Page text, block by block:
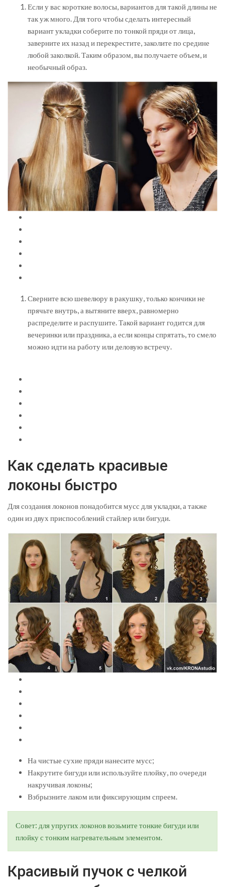
Если у вас короткие волосы, вариантов для такой длины не
так уж много. Для того чтобы сделать интересный
вариант укладки соберите по тонкой пряди от лица,
заверните их назад и перекрестите, заколите по средине
любой заколкой. Таким образом, вы получаете объем, и
необычный образ.
Сверните всю шевелюру в ракушку, только кончики не
прячьте внутрь, а вытяните вверх, равномерно
распределите и распушите. Такой вариант годится для
вечеринки или праздника, а если концы спрятать, то смело
можно идти на работу или деловую встречу.
Как сделать красивые
локоны быстро
Для создания локонов понадобится мусс для укладки, а также
один из двух приспособлений стайлер или бигуди.
На чистые сухие пряди нанесите мусс;
Накрутите бигуди или используйте плойку, по очереди
накручивая локоны;
Взбрызните лаком или фиксирующим спреем.
Совет: для упругих локонов возьмите тонкие бигуди или
плойку с тонким нагревательным элементом.
Красивый пучок с челкой